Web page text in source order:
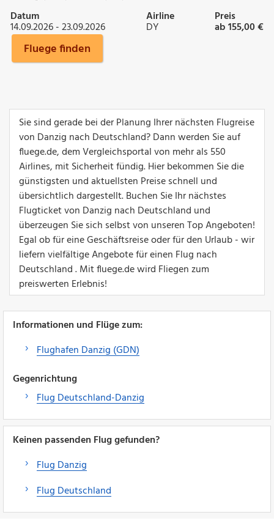
Datum
14.09.2026 - 23.09.2026
Airline
DY
Preis
ab 155,00 €
Fluege finden
Sie sind gerade bei der Planung Ihrer nächsten Flugreise
von Danzig nach Deutschland? Dann werden Sie auf
fluege.de, dem Vergleichsportal von mehr als 550
Airlines, mit Sicherheit fündig. Hier bekommen Sie die
günstigsten und aktuellsten Preise schnell und
übersichtlich dargestellt. Buchen Sie Ihr nächstes
Flugticket von Danzig nach Deutschland und
überzeugen Sie sich selbst von unseren Top Angeboten!
Egal ob für eine Geschäftsreise oder für den Urlaub - wir
liefern vielfältige Angebote für einen Flug nach
Deutschland . Mit fluege.de wird Fliegen zum
preiswerten Erlebnis!
Informationen und Flüge zum:
Flughafen Danzig (GDN)
Gegenrichtung
Flug Deutschland-Danzig
Keinen passenden Flug gefunden?
Flug Danzig
Flug Deutschland